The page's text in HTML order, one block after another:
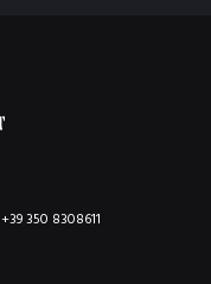
+39 350 8308611